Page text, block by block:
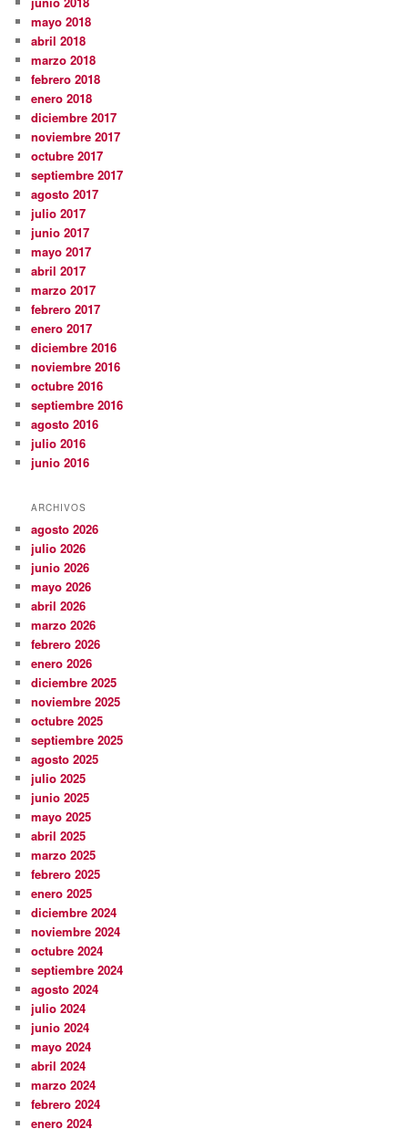
mayo 2018
abril 2018
marzo 2018
febrero 2018
enero 2018
diciembre 2017
noviembre 2017
octubre 2017
septiembre 2017
agosto 2017
julio 2017
junio 2017
mayo 2017
abril 2017
marzo 2017
febrero 2017
enero 2017
diciembre 2016
noviembre 2016
octubre 2016
septiembre 2016
agosto 2016
julio 2016
junio 2016
ARCHIVOS
agosto 2026
julio 2026
junio 2026
mayo 2026
abril 2026
marzo 2026
febrero 2026
enero 2026
diciembre 2025
noviembre 2025
octubre 2025
septiembre 2025
agosto 2025
julio 2025
junio 2025
mayo 2025
abril 2025
marzo 2025
febrero 2025
enero 2025
diciembre 2024
noviembre 2024
octubre 2024
septiembre 2024
agosto 2024
julio 2024
junio 2024
mayo 2024
abril 2024
marzo 2024
febrero 2024
enero 2024